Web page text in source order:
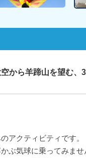
から羊蹄山を望む、
アクティビティです。
ぶ気球に乗ってみま